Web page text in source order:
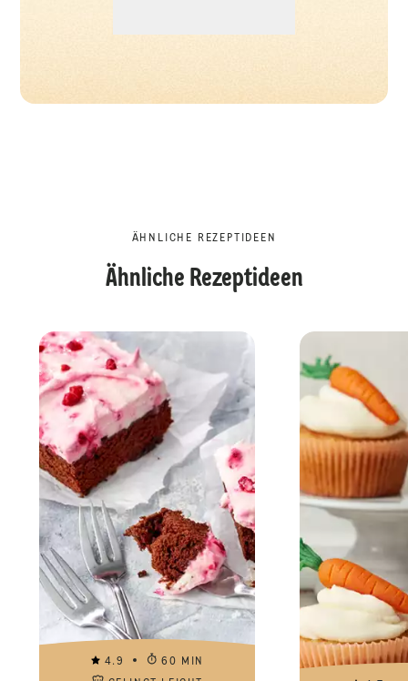
ÄHNLICHE REZEPTIDEEN
Ähnliche Rezeptideen
4.9
60 MIN